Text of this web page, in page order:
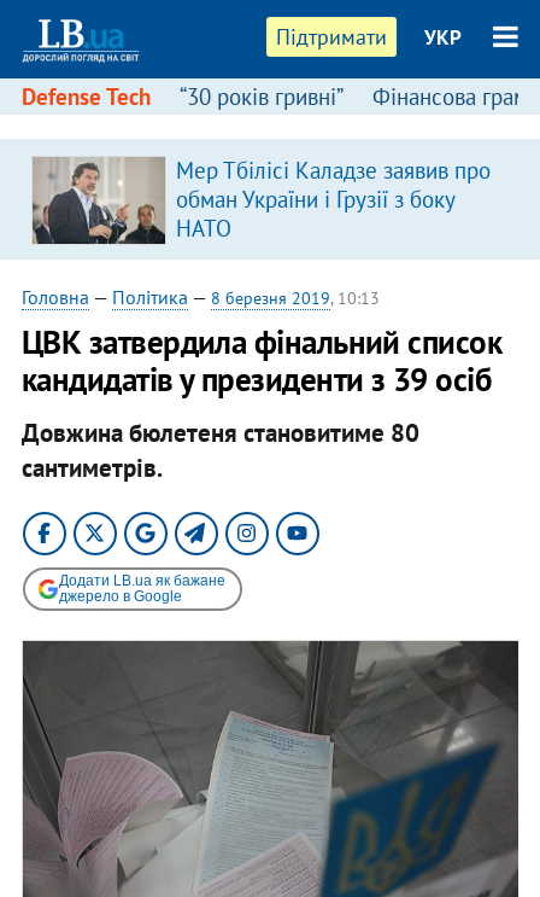
Підтримати УКР
Defense Tech “30 років гривні” Фінансова
Мер Тбілісі Каладзе заявив про
обман України і Грузії з боку
НАТО
Головна — Політика — 8 березня 2019, 10:13
ЦВК затвердила фінальний список
кандидатів у президенти з 39 осіб
Довжина бюлетеня становитиме 80
сантиметрів.
Додати LB.ua як бажане
джерело в Google